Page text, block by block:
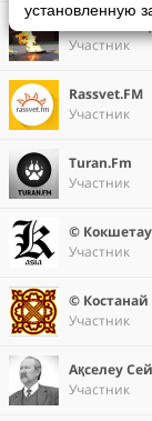
установленную
70 лет
Участник
Rassvet.FM
Участник
Turan.Fm
Участник
©
Участник
©
Участник
Ақселеу
Участник